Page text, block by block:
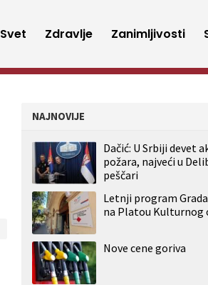
Svet Zdravlje Zanimljivosti
NAJNOVIJE
Dačić: U Srbiji devet
požara, najveći u
peščari
Letnji program
na Platou Kulturnog
Nove cene goriva